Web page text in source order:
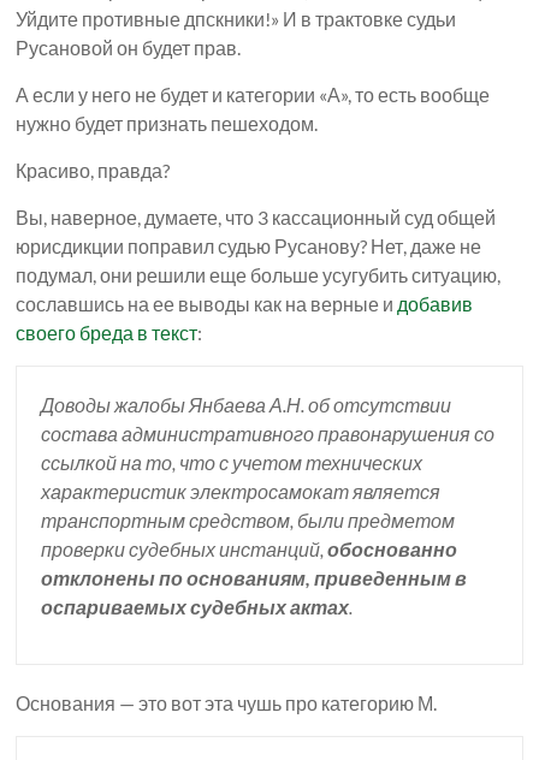
Уйдите противные дпскники!» И в трактовке судьи
Русановой он будет прав.
А если у него не будет и категории «А», то есть вообще
нужно будет признать пешеходом.
Красиво, правда?
Вы, наверное, думаете, что 3 кассационный суд общей
юрисдикции поправил судью Русанову? Нет, даже не
подумал, они решили еще больше усугубить ситуацию,
сославшись на ее выводы как на верные и добавив
своего бреда в текст:
Доводы жалобы Янбаева А.Н. об отсутствии
состава административного правонарушения со
ссылкой на то, что с учетом технических
характеристик электросамокат является
транспортным средством, были предметом
проверки судебных инстанций,обоснованно
отклонены по основаниям, приведенным в
оспариваемых судебных актах.
Основания — это вот эта чушь про категорию М.